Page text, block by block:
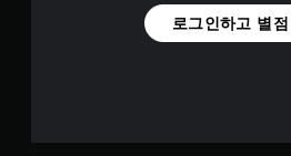
로그인하고 별